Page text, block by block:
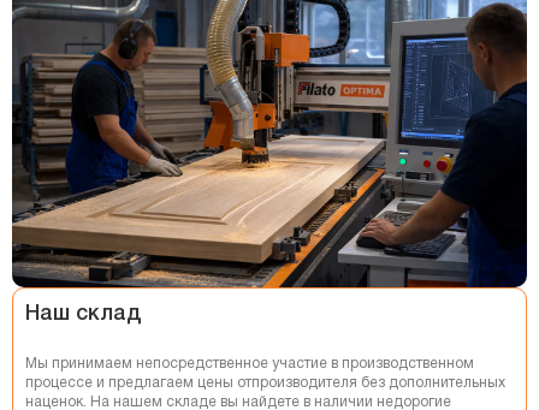
НАТЯЖНЫЕ ПОТОЛКИ
РЕМОНТ КВАРТИР
Наш склад
Мы принимаем непосредственное участие в производственном
процессе и предлагаем цены отпроизводителя без дополнительных
наценок. На нашем складе вы найдете в наличии недорогие